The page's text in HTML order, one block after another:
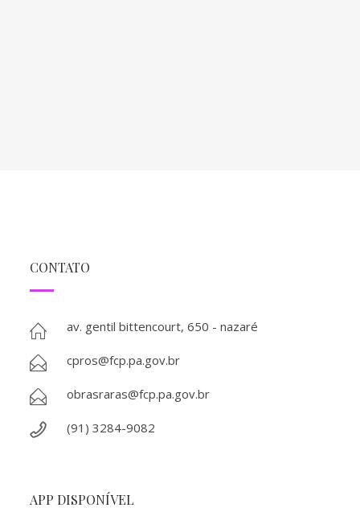
CONTATO
av. gentil bittencourt, 650 - nazaré
cpros@fcp.pa.gov.br
obrasraras@fcp.pa.gov.br
(91) 3284-9082
APP DISPONÍVEL